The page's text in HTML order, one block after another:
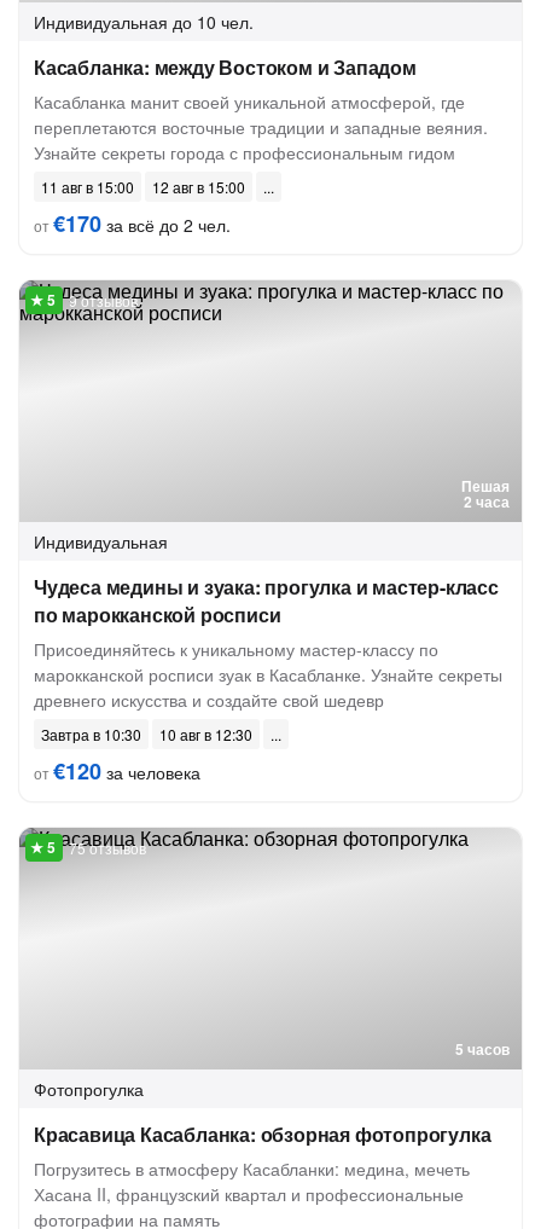
Индивидуальная до 10 чел.
Касабланка: между Востоком и Западом
Касабланка манит своей уникальной атмосферой, где
переплетаются восточные традиции и западные веяния.
Узнайте секреты города с профессиональным гидом
11 авг в 15:00
12 авг в 15:00
от€170 за всё до 2 чел.
Пешая
2 часа
9 отзывов
Индивидуальная
Чудеса медины и зуака: прогулка и мастер-класс
по марокканской росписи
Присоединяйтесь к уникальному мастер-классу по
марокканской росписи зуак в Касабланке. Узнайте секреты
древнего искусства и создайте свой шедевр
Завтра в 10:30
10 авг в 12:30
от€120 за человека
5 часов
75 отзывов
Фотопрогулка
Красавица Касабланка: обзорная фотопрогулка
Погрузитесь в атмосферу Касабланки: медина, мечеть
Хасана II, французский квартал и профессиональные
фотографии на память